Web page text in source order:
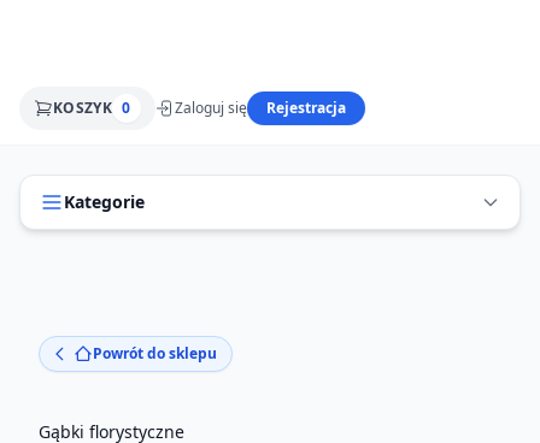
KOSZYK 0 Zaloguj się Rejestracja
Kategorie
Powrót do sklepu
Gąbki florystyczne